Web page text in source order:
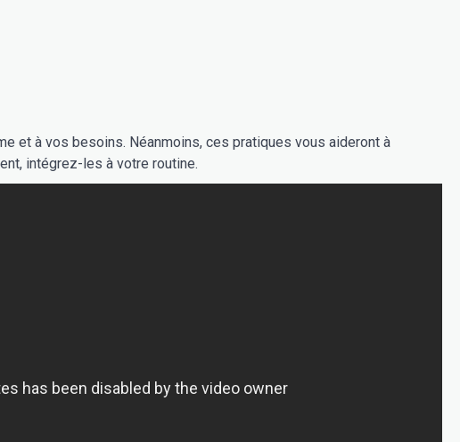
et à vos besoins. Néanmoins, ces pratiques vous aideront à
intégrez-les à votre routine.